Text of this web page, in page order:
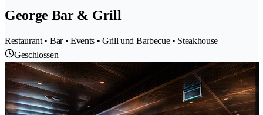
George Bar & Grill
Restaurant • Bar • Events • Grill und Barbecue • Steakhouse
Geschlossen